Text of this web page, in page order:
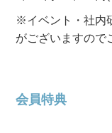
※イベント・社内
がございますので
会員特典